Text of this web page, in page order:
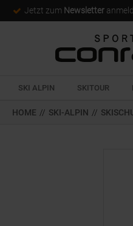
Jetzt zum Newsletter
SKI ALPIN SKITOUR
HOME // SKI-ALPIN //